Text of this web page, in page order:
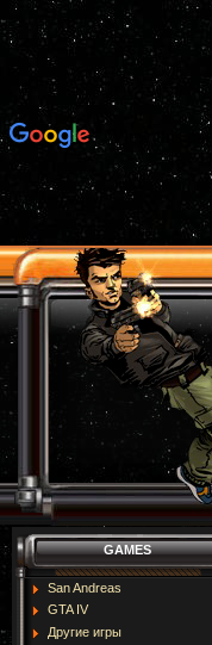
GAMES
San Andreas
GTA IV
Другие игры